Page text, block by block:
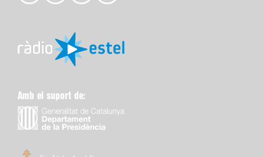
Amb el suport de: